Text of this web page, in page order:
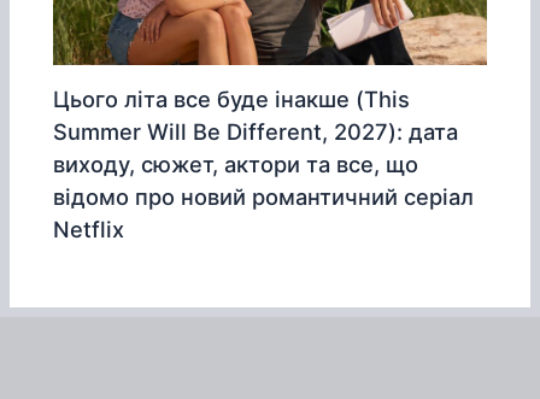
Цього літа все буде інакше (This
Summer Will Be Different, 2027): дата
виходу, сюжет, актори та все, що
відомо про новий романтичний серіал
Netflix